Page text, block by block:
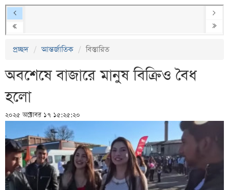
প্রচ্ছদ আন্তর্জাতিক বিস্তারিত
অবশেষে বাজারে মানুষ বিক্রিও বৈধ
হলো
২০২৫ অক্টোবর ১৭ ১৫:২৫:২০